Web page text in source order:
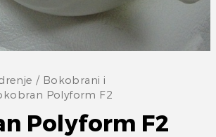
/ Bokobrani i
Polyform F2
Polyform F2